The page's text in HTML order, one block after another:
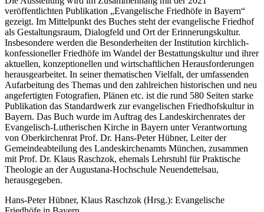
veröffentlichten Publikation „Evangelische Friedhöfe in Bayern“
gezeigt. Im Mittelpunkt des Buches steht der evangelische Friedhof
als Gestaltungsraum, Dialogfeld und Ort der Erinnerungskultur.
Insbesondere werden die Besonderheiten der Institution kirchlich-
konfessioneller Friedhöfe im Wandel der Bestattungskultur und ihrer
aktuellen, konzeptionellen und wirtschaftlichen Herausforderungen
herausgearbeitet. In seiner thematischen Vielfalt, der umfassenden
Aufarbeitung des Themas und den zahlreichen historischen und neu
angefertigten Fotografien, Plänen etc. ist die rund 580 Seiten starke
Publikation das Standardwerk zur evangelischen Friedhofskultur in
Bayern. Das Buch wurde im Auftrag des Landeskirchenrates der
Evangelisch-Lutherischen Kirche in Bayern unter Verantwortung
von Oberkirchenrat Prof. Dr. Hans-Peter Hübner, Leiter der
Gemeindeabteilung des Landeskirchenamts München, zusammen
mit Prof. Dr. Klaus Raschzok, ehemals Lehrstuhl für Praktische
Theologie an der Augustana-Hochschule Neuendettelsau,
herausgegeben.
Hans-Peter Hübner, Klaus Raschzok (Hrsg.): Evangelische